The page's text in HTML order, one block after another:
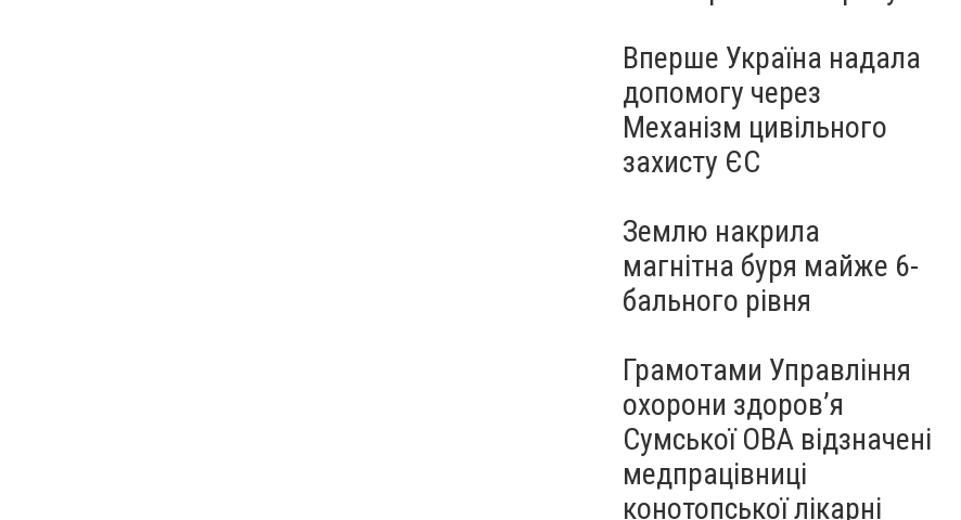
Вперше Україна надала
допомогу через
Механізм цивільного
захисту ЄС
Землю накрила
магнітна буря майже 6-
бального рівня
Грамотами Управління
охорони здоров’я
Сумської ОВА відзначені
медпрацівниці
конотопської лікарні